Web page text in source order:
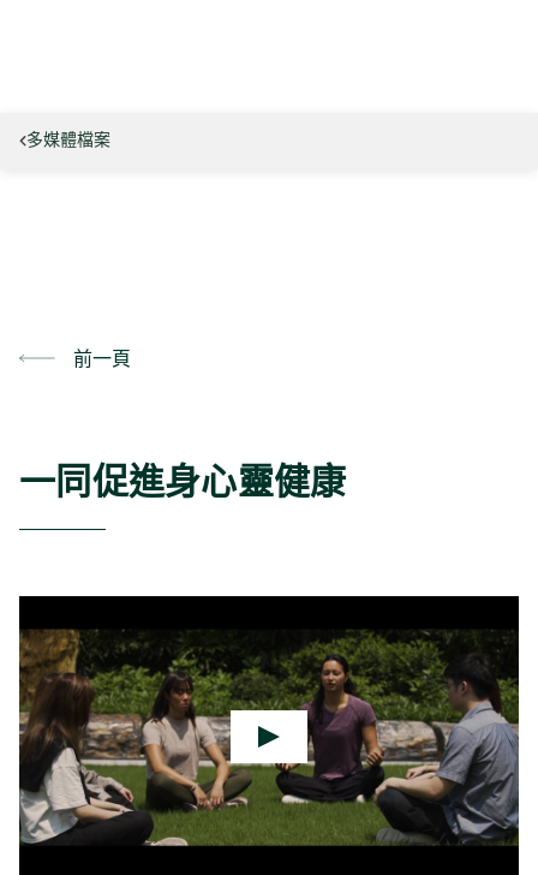
多媒體檔案
前一頁
一同促進身心靈健康